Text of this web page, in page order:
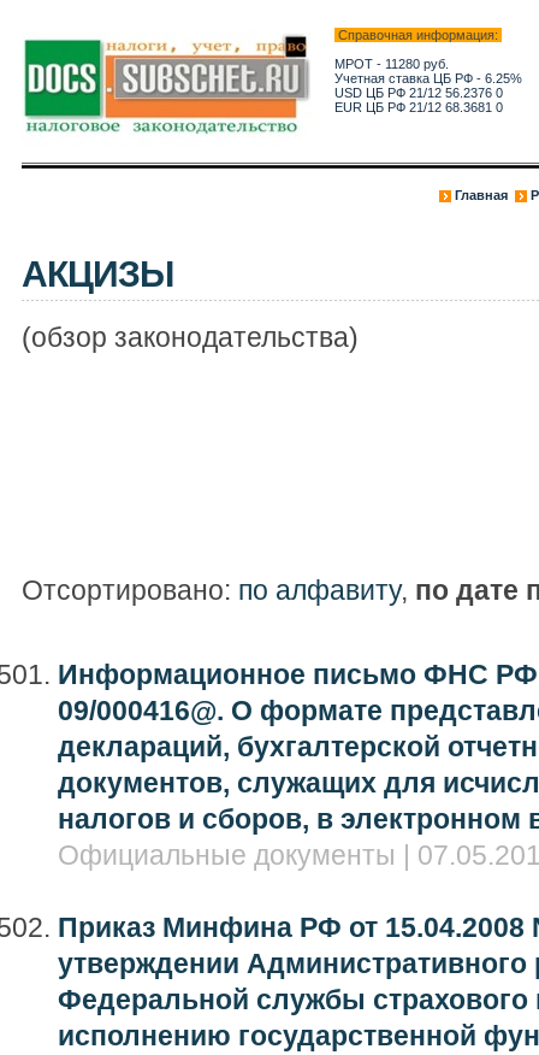
Справочная информация:
МРОТ - 11280 руб.
Учетная ставка ЦБ РФ - 6.25%
USD ЦБ РФ 21/12 56.2376 0
EUR ЦБ РФ 21/12 68.3681 0
Главная
АКЦИЗЫ
(обзор законодательства)
Отсортировано: по алфавиту, по дате
Информационное письмо ФНС РФ
09/000416@. О формате
деклараций, бухгалтерской
документов, служащих для
налогов и сборов, в электронном
Официальные документы |
Приказ Минфина РФ от 15.04.2008
утверждении Административного
Федеральной службы страхового
исполнению государственной